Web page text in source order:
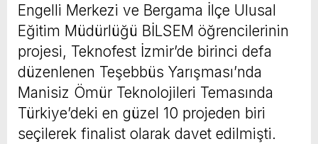
Engelli Merkezi ve Bergama İlçe Ulusal
Eğitim Müdürlüğü BİLSEM öğrencilerinin
projesi, Teknofest İzmir’de birinci defa
düzenlenen Teşebbüs Yarışması’nda
Manisiz Ömür Teknolojileri Temasında
Türkiye’deki en güzel 10 projeden biri
seçilerek finalist olarak davet edilmişti.